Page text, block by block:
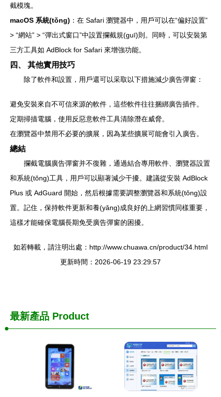
截模塊。
macOS 系統(tǒng) ：在 Safari 瀏覽器中，用戶可以在“偏好設置”
> “網站” > “彈出式窗口”中設置攔截規(guī)則。同時，可以安裝第
三方工具如 AdBlock for Safari 來增強功能。
四、 其他實用技巧
除了軟件和設置，用戶還可以采取以下措施減少廣告彈窗：
避免安裝來自不可信來源的軟件，這些軟件往往捆綁廣告插件。
定期掃描電腦，使用反惡意軟件工具清除潛在威脅。
在瀏覽器中禁用不必要的擴展，因為某些擴展可能會引入廣告。
總結
攔截電腦廣告彈窗并不復雜，通過結合專用軟件、瀏覽器設置
和系統(tǒng)工具，用戶可以顯著減少干擾。建議從安裝 AdBlock
Plus 或 AdGuard 開始，然后根據需要調整瀏覽器和系統(tǒng)設
置。記住，保持軟件更新和養(yǎng)成良好的上網習慣同樣重要，
這樣才能確保電腦長期免受廣告彈窗的困擾。
如若轉載，請注明出處：http://www.chuawa.cn/product/34.html
更新時間：2026-06-19 23:29:57
最新產品 Product